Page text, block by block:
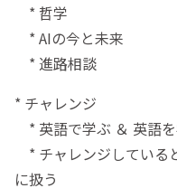
* 哲学
* AIの今と未来
* 進路相談
* チャレンジ
* 英語で学ぶ ＆ 英語
* チャレンジしている
に扱う